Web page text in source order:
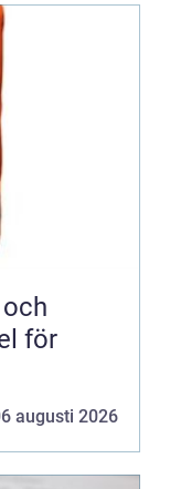
för
augusti 2026